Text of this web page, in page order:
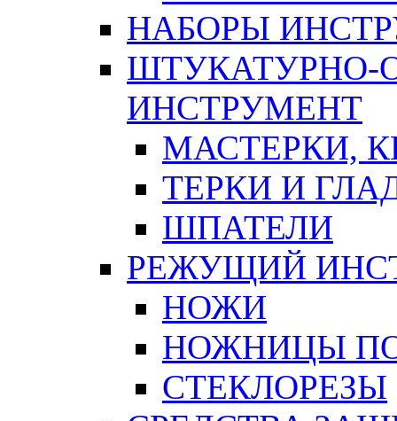
НАБОРЫ
ШТУКАТУРНО-
ИНСТРУМЕНТ
МАСТЕРКИ,
ТЕРКИ И
ШПАТЕЛИ
РЕЖУЩИЙ
НОЖИ
НОЖНИЦЫ
СТЕКЛОРЕЗЫ